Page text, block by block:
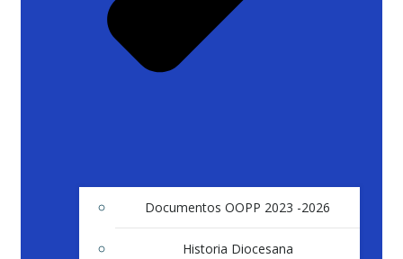
Documentos OOPP 2023 -2026
Historia Diocesana